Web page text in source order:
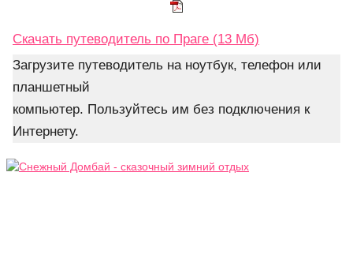
Скачать путеводитель по Праге (13 Мб)
Загрузите путеводитель на ноутбук, телефон или
планшетный
компьютер. Пользуйтесь им без подключения к
Интернету.